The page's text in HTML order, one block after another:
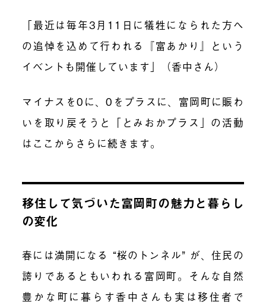
「最近は毎年3月11日に犠牲になられた方へ
の追悼を込めて行われる『富あかり』という
イベントも開催しています」（香中さん）
マイナスを0に、0をプラスに、富岡町に賑わ
いを取り戻そうと「とみおかプラス」の活動
はここからさらに続きます。
移住して気づいた富岡町の魅力と暮らし
の変化
春には満開になる “桜のトンネル” が、住民の
誇りであるともいわれる富岡町。そんな自然
豊かな町に暮らす香中さんも実は移住者で